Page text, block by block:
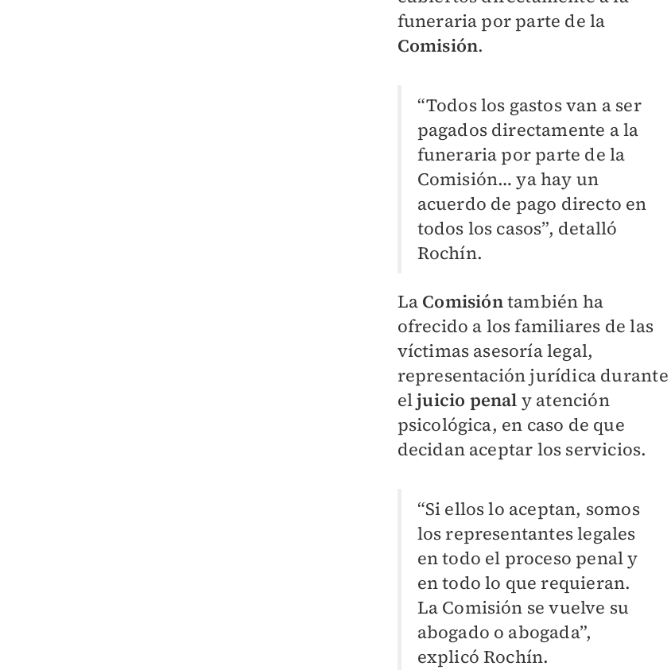
funeraria por parte de la
Comisión.
“Todos los gastos van a ser
pagados directamente a la
funeraria por parte de la
Comisión… ya hay un
acuerdo de pago directo en
todos los casos”, detalló
Rochín.
La Comisióntambién ha
ofrecido a los familiares de las
víctimas asesoría legal,
representación jurídica durante
eljuicio penal y atención
psicológica, en caso de que
decidan aceptar los servicios.
“Si ellos lo aceptan, somos
los representantes legales
en todo el proceso penal y
en todo lo que requieran.
La Comisión se vuelve su
abogado o abogada”,
explicó Rochín.